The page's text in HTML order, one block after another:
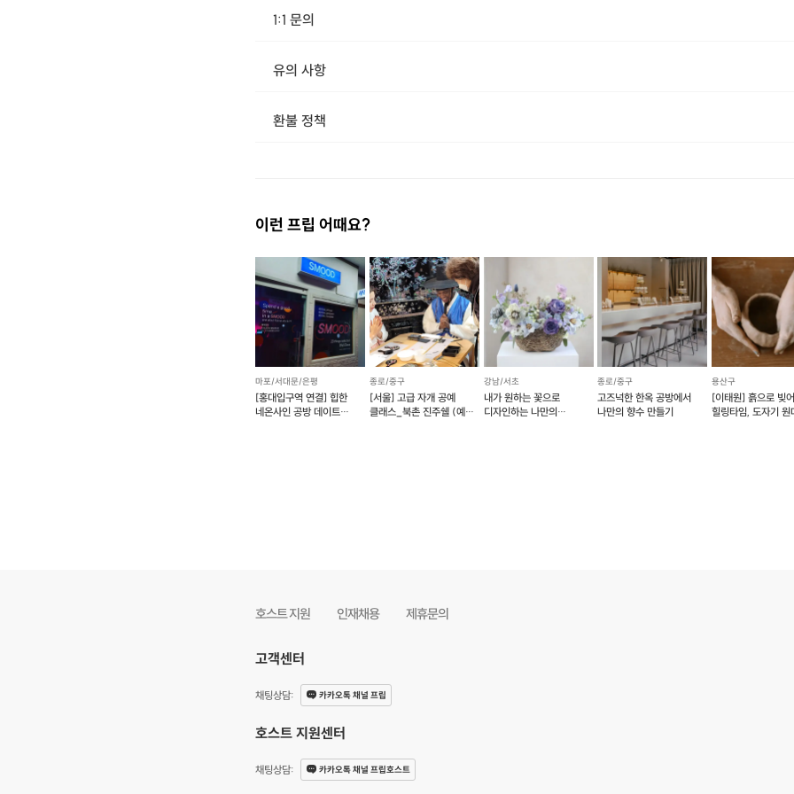
1:1 문의
유의 사항
환불 정책
이런 프립 어때요?
마포/서대문/은평
[홍대입구역 연결] 힙한
네온사인 공방 데이트
종로/중구
[서울] 고급 자개 공예
클래스_북촌 진주쉘 (예약
강남/서초
내가 원하는 꽃으로
디자인하는 나만의
종로/중구
고즈넉한 한옥 공방에서
나만의 향수 만들기
용산구
[이태원] 흙으로 빚
힐링타임, 도자기 원
호스트 지원 인재채용 제휴문의
고객센터
채팅상담: 카카오톡 채널 프립
호스트 지원센터
채팅상담: 카카오톡 채널 프립호스트